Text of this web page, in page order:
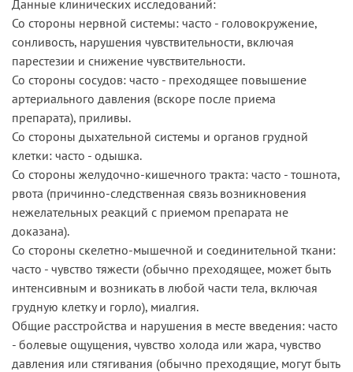
Данные клинических исследований:
Со стороны нервной системы: часто - головокружение,
сонливость, нарушения чувствительности, включая
парестезии и снижение чувствительности.
Со стороны сосудов: часто - преходящее повышение
артериального давления (вскоре после приема
препарата), приливы.
Со стороны дыхательной системы и органов грудной
клетки: часто - одышка.
Со стороны желудочно-кишечного тракта: часто - тошнота,
рвота (причинно-следственная связь возникновения
нежелательных реакций с приемом препарата не
доказана).
Со стороны скелетно-мышечной и соединительной ткани:
часто - чувство тяжести (обычно преходящее, может быть
интенсивным и возникать в любой части тела, включая
грудную клетку и горло), миалгия.
Общие расстройства и нарушения в месте введения: часто
- болевые ощущения, чувство холода или жара, чувство
давления или стягивания (обычно преходящие, могут быть